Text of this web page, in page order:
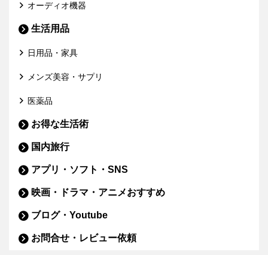
オーディオ機器
生活用品
日用品・家具
メンズ美容・サプリ
医薬品
お得な生活術
国内旅行
アプリ・ソフト・SNS
映画・ドラマ・アニメおすすめ
ブログ・Youtube
お問合せ・レビュー依頼